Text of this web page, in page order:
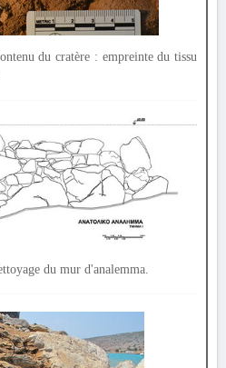
du cratère : empreinte du tissu
du mur d'analemma.